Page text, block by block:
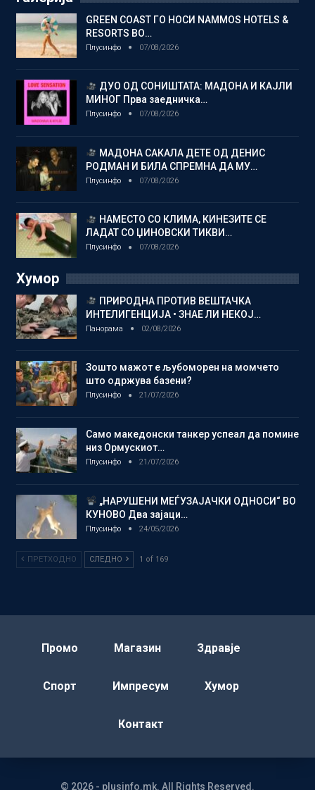
GREEN COAST ГО НОСИ NAMMOS HOTELS &
RESORTS ВО…
Плусинфо 07/08/2026
ДУО ОД СОНИШТАТА: МАДОНА И КАЈЛИ
МИНОГ Прва заедничка…
Плусинфо 07/08/2026
МАДОНА САКАЛА ДЕТЕ ОД ДЕНИС
РОДМАН И БИЛА СПРЕМНА ДА МУ…
Плусинфо 07/08/2026
НАМЕСТО СО КЛИМА, КИНЕЗИТЕ СЕ
ЛАДАТ СО ЏИНОВСКИ ТИКВИ…
Плусинфо 07/08/2026
Хумор
ПРИРОДНА ПРОТИВ ВЕШТАЧКА
ИНТЕЛИГЕНЦИЈА • ЗНАЕ ЛИ НЕКОЈ…
Панорама 02/08/2026
Зошто мажот е љубоморен на момчето
што одржува базени?
Плусинфо 21/07/2026
Само македонски танкер успеал да помине
низ Ормускиот…
Плусинфо 21/07/2026
„НАРУШЕНИ МЕЃУЗАЈАЧКИ ОДНОСИ“ ВО
КУНОВО Два зајаци…
Плусинфо 24/05/2026
ПРЕТХОДНО СЛЕДНО 1 of 169
Промо Магазин Здравје
Спорт Импресум Хумор
Контакт
© 2026 - plusinfo.mk. All Rights Reserved.